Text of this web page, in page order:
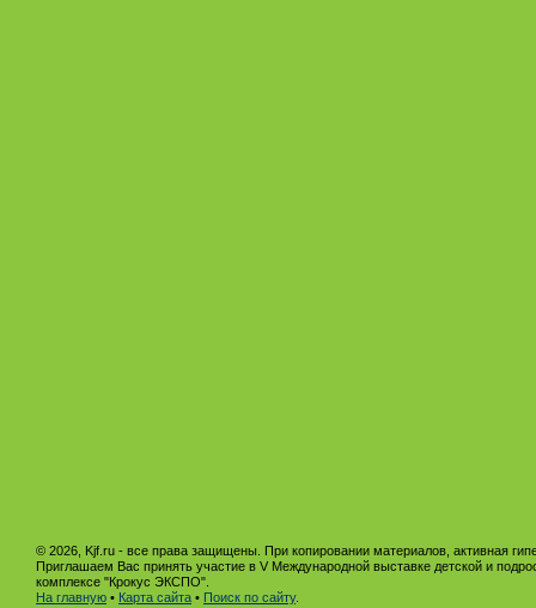
© 2026, Kjf.ru - все права защищены. При копировании материалов, активная
Приглашаем Вас принять участие в V Международной выставке детской и
комплексе "Крокус ЭКСПО".
На главную • Карта сайта • Поиск по сайту.